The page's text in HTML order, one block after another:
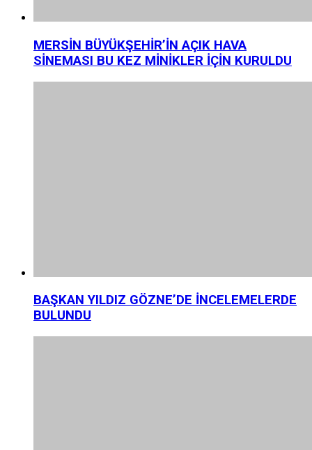
MERSİN BÜYÜKŞEHİR’İN AÇIK HAVA
SİNEMASI BU KEZ MİNİKLER İÇİN KURULDU
BAŞKAN YILDIZ GÖZNE’DE İNCELEMELERDE
BULUNDU